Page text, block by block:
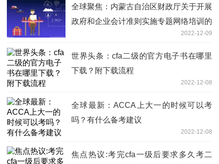
全球聚焦：内蒙古自治区财政厅关于开展
政府和企业会计准则实施专题网络培训的
2022-12-09
世界头条：cfa二级的官方电子书在哪里
下载？附下载流程
2022-12-08
全球最新：ACCA上大一的时候可以考
吗？有什么备考建议
2022-12-08
焦点热议:考完cfa一级后要求多久考二